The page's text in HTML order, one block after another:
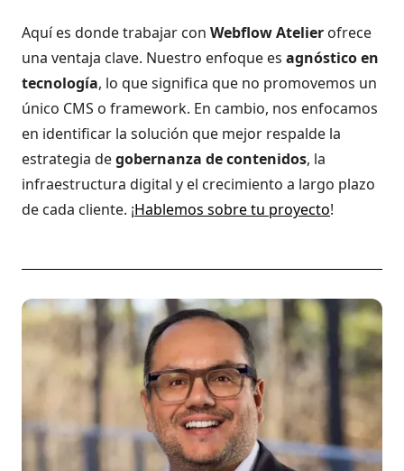
Aquí es donde trabajar con Webflow Atelier ofrece
una ventaja clave. Nuestro enfoque es agnóstico en
tecnología, lo que significa que no promovemos un
único CMS o framework. En cambio, nos enfocamos
en identificar la solución que mejor respalde la
estrategia degobernanza de contenidos, la
infraestructura digital y el crecimiento a largo plazo
de cada cliente. ¡Hablemos sobre tu proyecto!